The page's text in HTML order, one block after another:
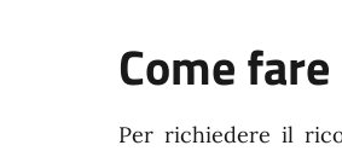
Come fare
Per richiedere il